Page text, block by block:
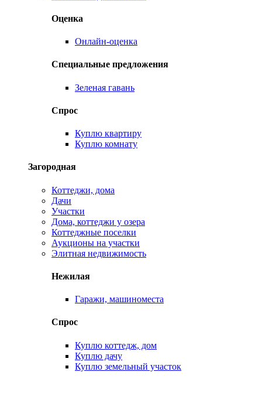
Оценка
Онлайн-оценка
Специальные предложения
Зеленая гавань
Спрос
Куплю квартиру
Куплю комнату
Загородная
Коттеджи, дома
Дачи
Участки
Дома, коттеджи у озера
Коттеджные поселки
Аукционы на участки
Элитная недвижимость
Нежилая
Гаражи, машиноместа
Спрос
Куплю коттедж, дом
Куплю дачу
Куплю земельный участок